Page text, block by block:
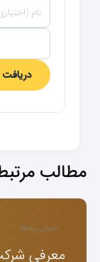
مطالب مرتبط
معرفی برندها